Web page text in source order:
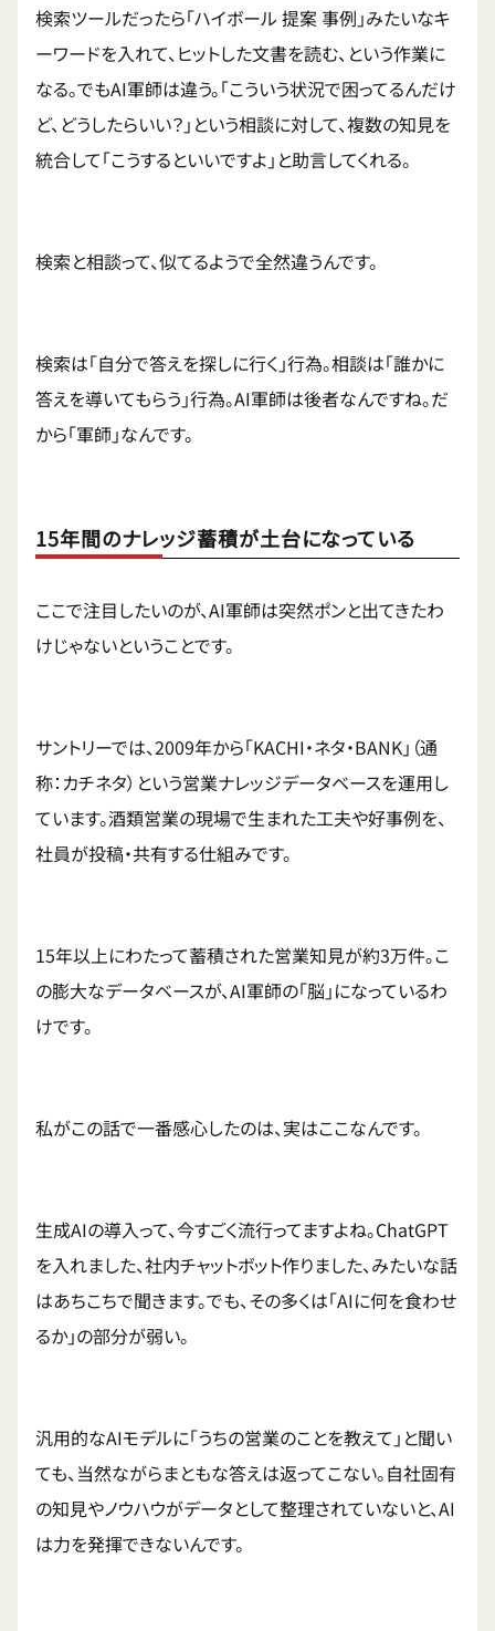
検索ツールだったら「ハイボール 提案 事例」みたいなキ
ーワードを入れて、ヒットした文書を読む、という作業に
なる。でもAI軍師は違う。「こういう状況で困ってるんだけ
ど、どうしたらいい？」という相談に対して、複数の知見を
統合して「こうするといいですよ」と助言してくれる。
検索と相談って、似てるようで全然違うんです。
検索は「自分で答えを探しに行く」行為。相談は「誰かに
答えを導いてもらう」行為。AI軍師は後者なんですね。だ
から「軍師」なんです。
15年間のナレッジ蓄積が土台になっている
ここで注目したいのが、AI軍師は突然ポンと出てきたわ
けじゃないということです。
サントリーでは、2009年から「KACHI・ネタ・BANK」（通
称：カチネタ）という営業ナレッジデータベースを運用し
ています。酒類営業の現場で生まれた工夫や好事例を、
社員が投稿・共有する仕組みです。
15年以上にわたって蓄積された営業知見が約3万件。こ
の膨大なデータベースが、AI軍師の「脳」になっているわ
けです。
私がこの話で一番感心したのは、実はここなんです。
生成AIの導入って、今すごく流行ってますよね。ChatGPT
を入れました、社内チャットボット作りました、みたいな話
はあちこちで聞きます。でも、その多くは「AIに何を食わせ
るか」の部分が弱い。
汎用的なAIモデルに「うちの営業のことを教えて」と聞い
ても、当然ながらまともな答えは返ってこない。自社固有
の知見やノウハウがデータとして整理されていないと、AI
は力を発揮できないんです。